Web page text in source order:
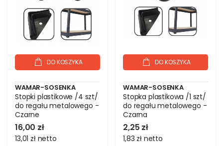
DO KOSZYKA
WAMAR-SOSENKA
Stopki plastikowe /4 szt/
do regału metalowego -
Czarne
16,00 zł
13,01 zł netto
DO KOSZYKA
WAMAR-SOSENKA
Stopka plastikowa /1 szt/
do regału metalowego -
Czarna
2,25 zł
1,83 zł netto